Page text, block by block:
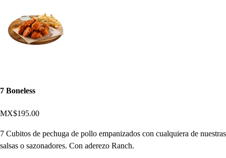
7 Boneless
MX$195.00
7 Cubitos de pechuga de pollo empanizados con cualquiera de nuestras
salsas o sazonadores. Con aderezo Ranch.